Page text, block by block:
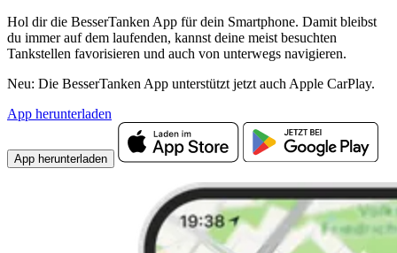
Hol dir die BesserTanken App für dein Smartphone. Damit bleibst
du immer auf dem laufenden, kannst deine meist besuchten
Tankstellen favorisieren und auch von unterwegs navigieren.
Neu: Die BesserTanken App unterstützt jetzt auch Apple CarPlay.
App herunterladen
App herunterladen